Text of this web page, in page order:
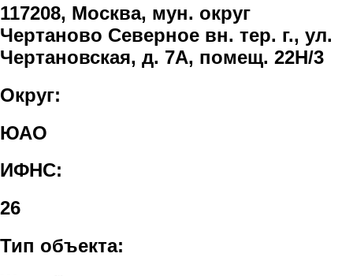
117208, Москва, мун. округ
Чертаново Северное вн. тер. г., ул.
Чертановская, д. 7А, помещ. 22Н/3
Округ:
ЮАО
ИФНС:
26
Тип объекта: